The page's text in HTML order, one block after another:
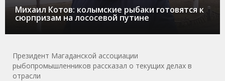
Михаил Котов: колымские рыбаки готовятся к
сюрпризам на лососевой путине
Президент Магаданской ассоциации
рыбопромышленников рассказал о текущих делах в
отрасли